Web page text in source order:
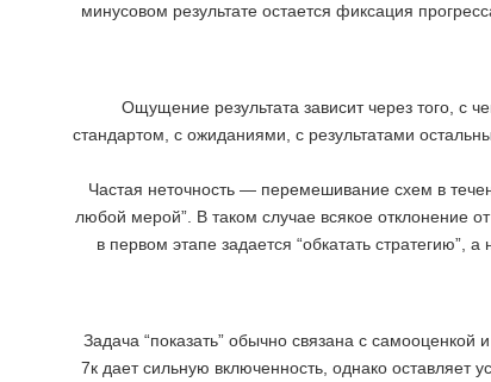
минусовом результате остается фиксация
Ощущение результата зависит через того, с
стандартом, с ожиданиями, с результатами
Частая неточность — перемешивание схем в
любой мерой”. В таком случае всякое отклонение
в первом этапе задается “обкатать
Задача “показать” обычно связана с
7к дает сильную включенность, однако оставляет